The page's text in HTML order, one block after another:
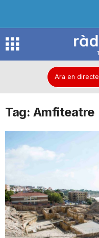
R
d
C
Ara en directe
Tag: Amfiteatre